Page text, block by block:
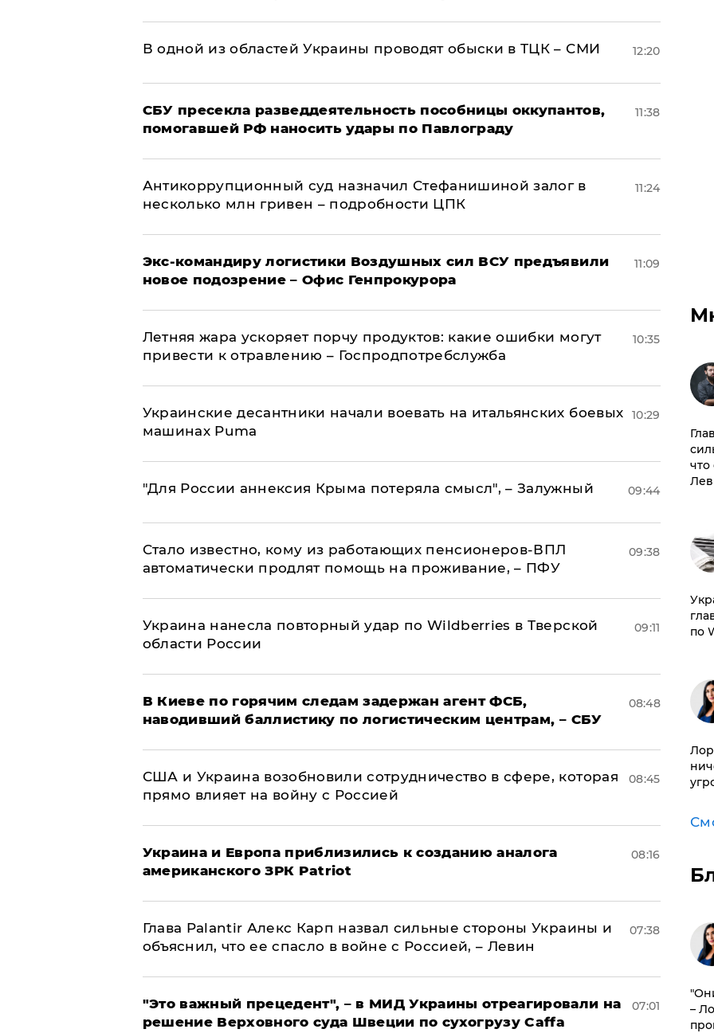
В одной из областей Украины проводят обыски в ТЦК – СМИ 12:20
СБУ пресекла разведдеятельность пособницы оккупантов,
помогавшей РФ наносить удары по Павлограду
11:38
Антикоррупционный суд назначил Стефанишиной залог в
несколько млн гривен – подробности ЦПК
11:24
Экс-командиру логистики Воздушных сил ВСУ предъявили
новое подозрение – Офис Генпрокурора
11:09
Летняя жара ускоряет порчу продуктов: какие ошибки могут
привести к отравлению – Госпродпотребслужба
10:35
Украинские десантники начали воевать на итальянских боевых
машинах Puma
10:29
"Для России аннексия Крыма потеряла смысл", – Залужный 09:44
Стало известно, кому из работающих пенсионеров-ВПЛ
автоматически продлят помощь на проживание, – ПФУ
09:38
Украина нанесла повторный удар по Wildberries в Тверской
области России
09:11
В Киеве по горячим следам задержан агент ФСБ,
наводивший баллистику по логистическим центрам, – СБУ
08:48
США и Украина возобновили сотрудничество в сфере, которая
прямо влияет на войну с Россией
08:45
Украина и Европа приблизились к созданию аналога
американского ЗРК Patriot
08:16
Глава Palantir Алекс Карп назвал сильные стороны Украины и
объяснил, что ее спасло в войне с Россией, – Левин
07:38
"Это важный прецедент", – в МИД Украины отреагировали на
решение Верховного суда Швеции по сухогрузу Caffa
07:01
что
по
–